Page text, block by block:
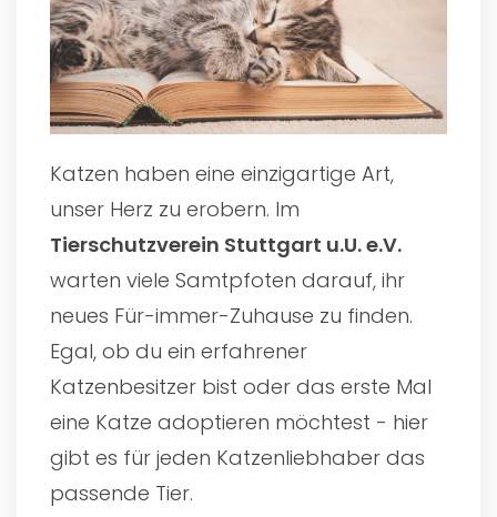
Katzen haben eine einzigartige Art,
unser Herz zu erobern. Im
Tierschutzverein Stuttgart u.U. e.V.
warten viele Samtpfoten darauf, ihr
neues Für-immer-Zuhause zu finden.
Egal, ob du ein erfahrener
Katzenbesitzer bist oder das erste Mal
eine Katze adoptieren möchtest - hier
gibt es für jeden Katzenliebhaber das
passende Tier.